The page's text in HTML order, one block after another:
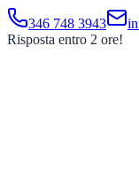
346 748 3943
Risposta entro 2 ore!